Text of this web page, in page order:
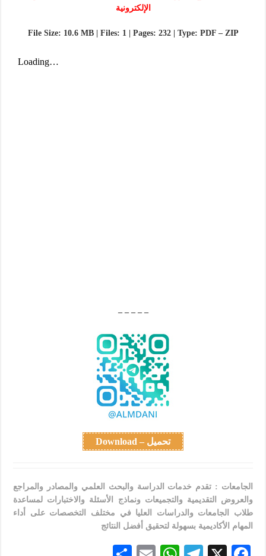
الإلكترونية
File Size: 10.6 MB | Files: 1 | Pages: 232 | Type: PDF – ZIP
– – – – –
تحميل – Download
الجامعات : تقدم خدمات الدراسة والبحث العلمي والمصادر والمراجع
والعروض التقديمية والتجميعات ونماذج الأسئلة والاختبارات لمساعدة
طلاب الجامعات والدراسات العليا في مختلف التخصصات على أداء
المهام الأكاديمية بسهولة لتحقيق أفضل النتائج